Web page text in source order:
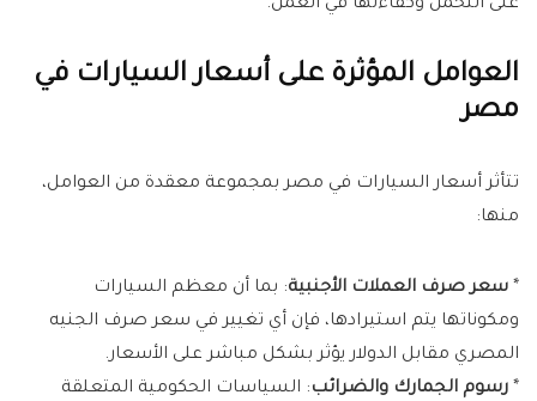
على التحمل وكفاءتها في العمل.
العوامل المؤثرة على أسعار السيارات في
مصر
تتأثر أسعار السيارات في مصر بمجموعة معقدة من العوامل،
منها:
* سعر صرف العملات الأجنبية: بما أن معظم السيارات
ومكوناتها يتم استيرادها، فإن أي تغيير في سعر صرف الجنيه
المصري مقابل الدولار يؤثر بشكل مباشر على الأسعار.
* رسوم الجمارك والضرائب: السياسات الحكومية المتعلقة